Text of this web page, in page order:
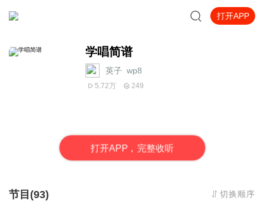
打开APP
学唱简谱
英子_wp8
5.72万 249
打开APP，完整收听
节目(93) 切换顺序